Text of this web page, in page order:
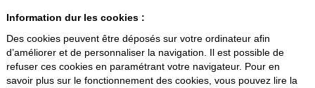
Information dur les cookies :
Des cookies peuvent être déposés sur votre ordinateur afin
d’améliorer et de personnaliser la navigation. Il est possible de
refuser ces cookies en paramétrant votre navigateur. Pour en
savoir plus sur le fonctionnement des cookies, vous pouvez lire la